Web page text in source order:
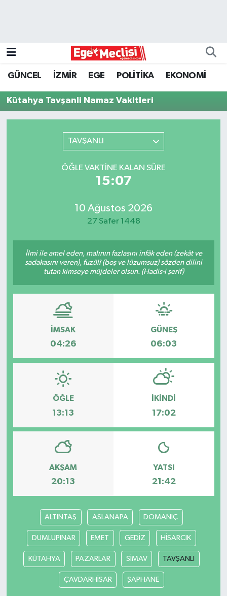
GÜNCEL İZMİR EGE POLİTİKA EKONOMİ
Kütahya Tavşanli Namaz Vakitleri
TAVŞANLI
ÖĞLE VAKTINE KALAN SÜRE
15:07
10 Ağustos 2026
27 Safer 1448
İlmi ile amel eden, malının fazlasını infâk eden (zekât ve
sadakasını veren), fuzûlî (boş ve lüzumsuz) sözden dilini
tutan kimseye müjdeler olsun. (Hadis-i şerif)
İMSAK
04:26
GÜNEŞ
06:03
ÖĞLE
13:13
İKINDI
17:02
AKŞAM
20:13
YATSI
21:42
ALTINTAŞ ASLANAPA DOMANİÇ
DUMLUPINAR EMET GEDİZ HİSARCIK
KÜTAHYA PAZARLAR SİMAV TAVŞANLI
ÇAVDARHİSAR ŞAPHANE
GÜNCEL
ÖZEL HABER
POLİTİKA